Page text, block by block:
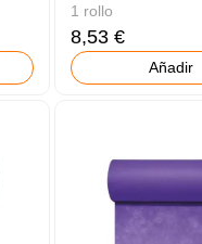
1 rollo
8,53 €
Añadir